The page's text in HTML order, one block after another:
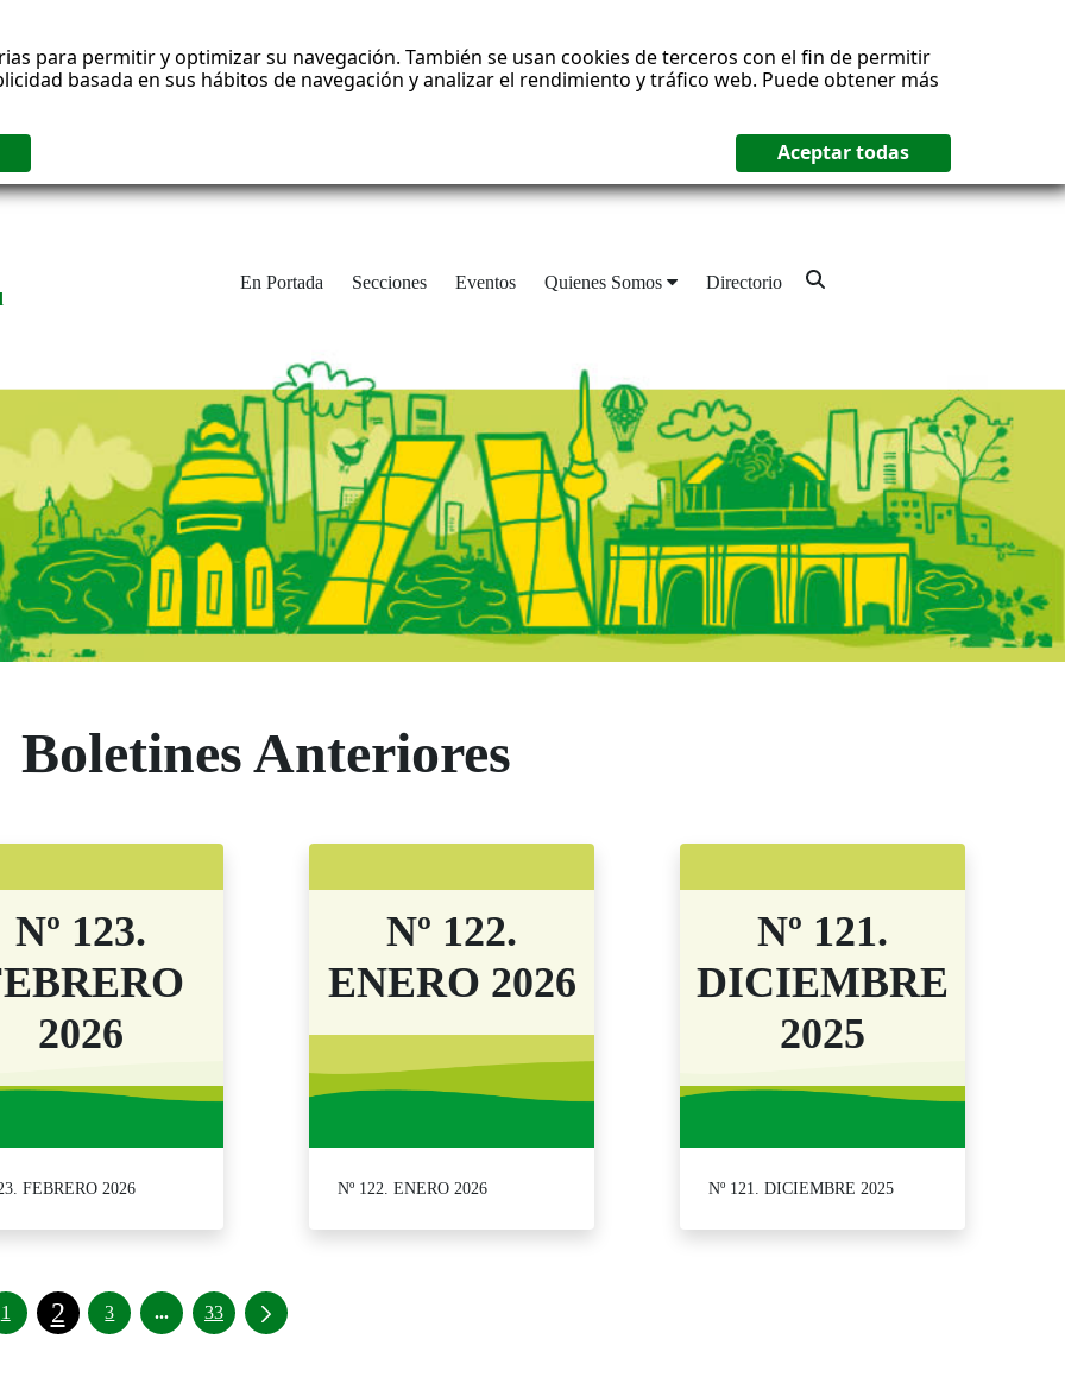
para permitir y optimizar su navegación. También se usan cookies de terceros con el fin de permitir
basada en sus hábitos de navegación y analizar el rendimiento y tráfico web. Puede obtener más
En Portada Secciones Eventos Quienes Somos Directorio
de Madrid -
Boletines Anteriores
Nº 123.
2026
FEBRERO 2026
Nº 122.
ENERO 2026
Nº 122. ENERO 2026
Nº 121.
DICIEMBRE
2025
Nº 121. DICIEMBRE 2025
1 2 3 ... Páginas intermedias Use TAB para desplazarse.
33